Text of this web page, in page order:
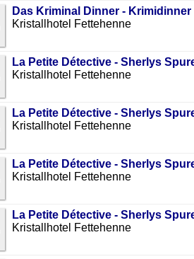
Das Kriminal Dinner -
Kristallhotel Fettehenne
La Petite Détective - Sherlys
Kristallhotel Fettehenne
La Petite Détective - Sherlys
Kristallhotel Fettehenne
La Petite Détective - Sherlys
Kristallhotel Fettehenne
La Petite Détective - Sherlys
Kristallhotel Fettehenne